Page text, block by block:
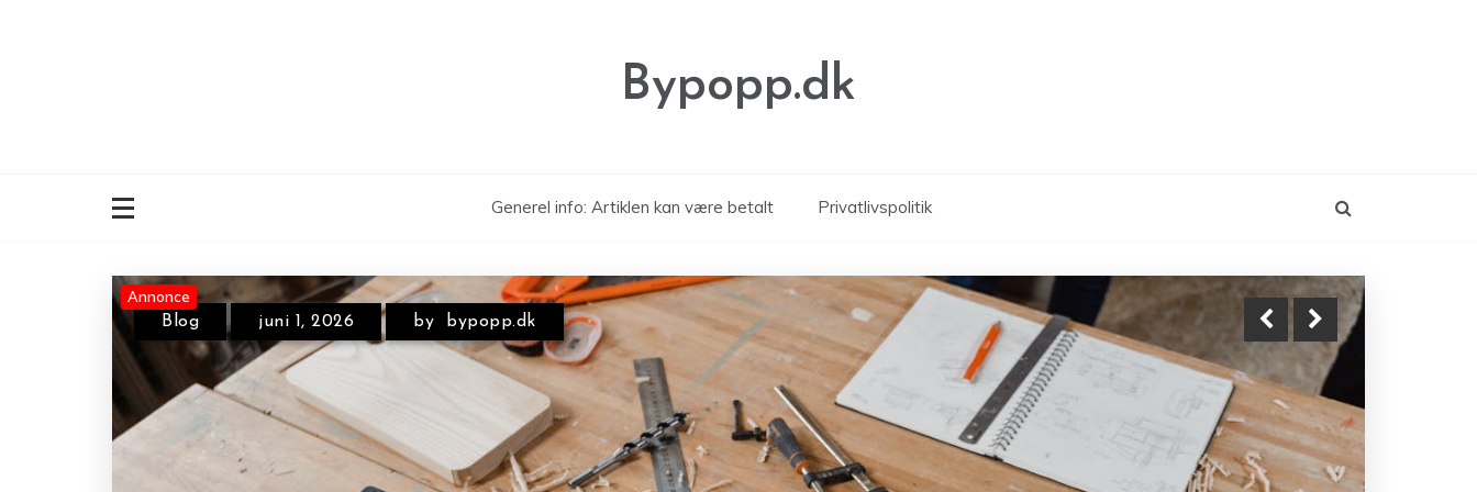
Bypopp.dk
Generel info: Artiklen kan være betalt Privatlivspolitik
Blog juni 18, 2026 bybypopp.dk
Annonce
Annonce
Blog juni 1, 2026 by bypopp.dk
Annonce